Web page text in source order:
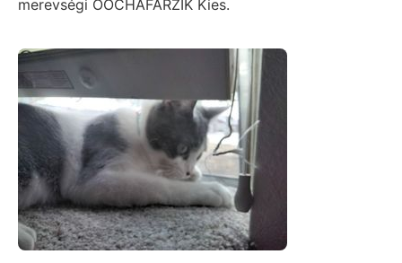
merevségi OÖCHAFARZIK Kies.